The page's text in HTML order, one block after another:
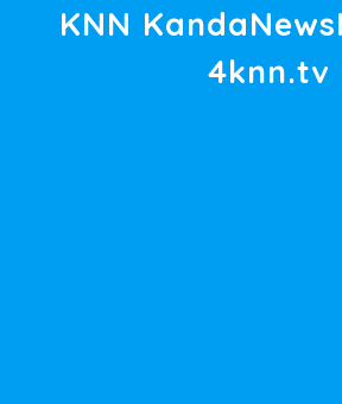
KNN
4knn.tv